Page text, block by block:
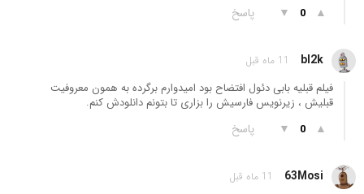
▲
0
▼ پاسخ
bl2k 11 ماه قبل
فیلم قبلیه بابی دئول افتضاح بود امیدوارم برگرده به همون معروفیت
قبلیش ، زیرنویس فارسیش را بزاری تا بتونم دانلودش کنم.
▲
0
▼ پاسخ
63Mosi 11 ماه قبل